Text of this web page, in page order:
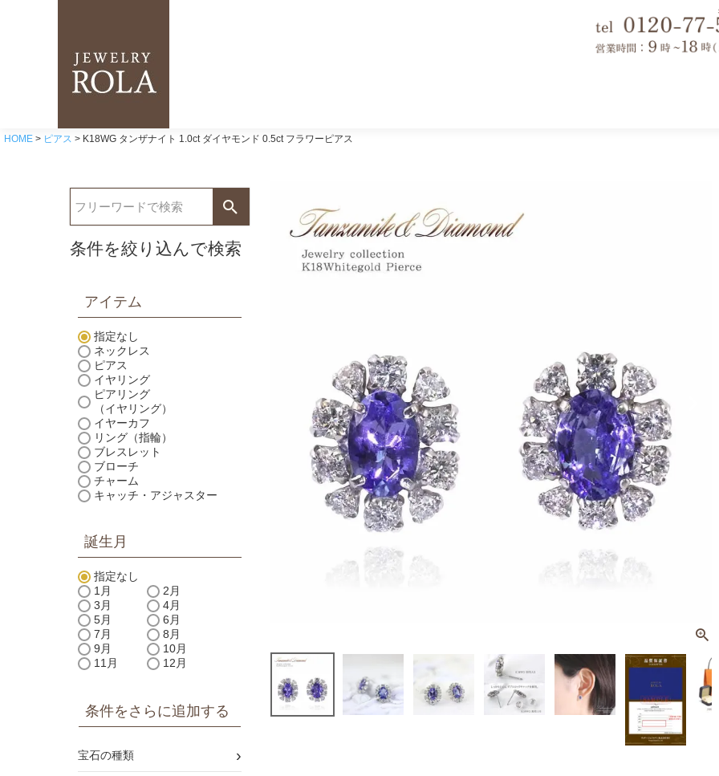
HOME ピアス K18WG タンザナイト 1.0ct ダイヤモンド 0.5ct フラワーピアス
条件を絞り込んで検索
アイテム
指定なし
ネックレス
ピアス
イヤリング
ピアリング
（イヤリング）
イヤーカフ
リング（指輪）
ブレスレット
ブローチ
チャーム
キャッチ・アジャスター
誕生月
指定なし
1月
2月
3月
4月
5月
6月
7月
8月
9月
10月
11月
12月
条件をさらに追加する
宝石の種類 ›